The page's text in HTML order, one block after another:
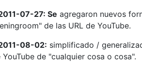
07-27: Se agregaron nuevos
de las URL de YouTube.
08-02: simplificado /
YouTube de "cualquier cosa o cosa".